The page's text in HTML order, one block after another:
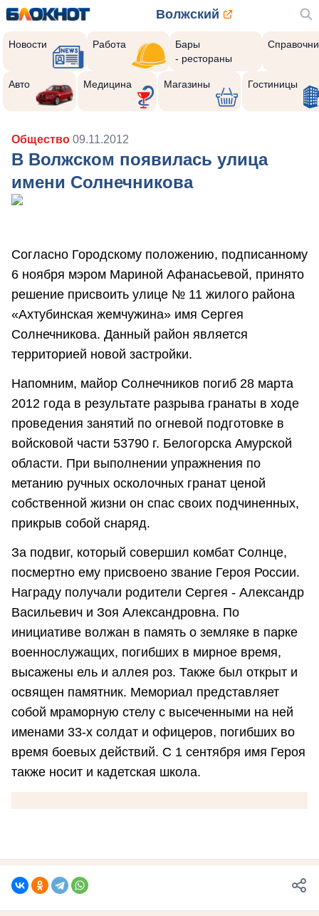
Волжский
Новости Работа
Бары
- рестораны
Авто Медицина Магазины Гостиницы
Общество 09.11.2012
В Волжском появилась улица
имени Солнечникова
Согласно Городскому положению, подписанному
6 ноября мэром Мариной Афанасьевой, принято
решение присвоить улице № 11 жилого района
«Ахтубинская жемчужина» имя Сергея
Солнечникова. Данный район является
территорией новой застройки.
Напомним, майор Солнечников погиб 28 марта
2012 года в результате разрыва гранаты в ходе
проведения занятий по огневой подготовке в
войсковой части 53790 г. Белогорска Амурской
области. При выполнении упражнения по
метанию ручных осколочных гранат ценой
собственной жизни он спас своих подчиненных,
прикрыв собой снаряд.
За подвиг, который совершил комбат Солнце,
посмертно ему присвоено звание Героя России.
Награду получали родители Сергея - Александр
Васильевич и Зоя Александровна. По
инициативе волжан в память о земляке в парке
военнослужащих, погибших в мирное время,
высажены ель и аллея роз. Также был открыт и
освящен памятник. Мемориал представляет
собой мраморную стелу с высеченными на ней
именами 33-х солдат и офицеров, погибших во
время боевых действий. С 1 сентября имя Героя
также носит и кадетская школа.